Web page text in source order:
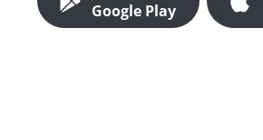
Google Play